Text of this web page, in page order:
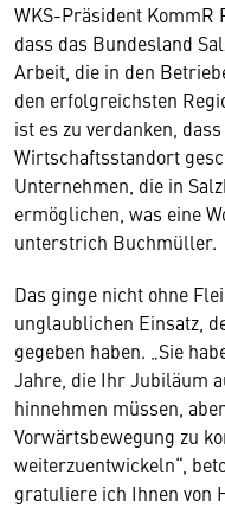
WKS-Präsident KommR
dass das Bundesland
Arbeit, die in den
den erfolgreichsten
ist es zu verdanken,
Wirtschaftsstandort
Unternehmen, die in
ermöglichen, was eine
unterstrich Buchmüller.
Das ginge nicht ohne
unglaublichen Einsatz,
gegeben haben. „Sie
Jahre, die Ihr Jubiläum
hinnehmen müssen,
Vorwärtsbewegung zu
weiterzuentwickeln“,
gratuliere ich Ihnen von